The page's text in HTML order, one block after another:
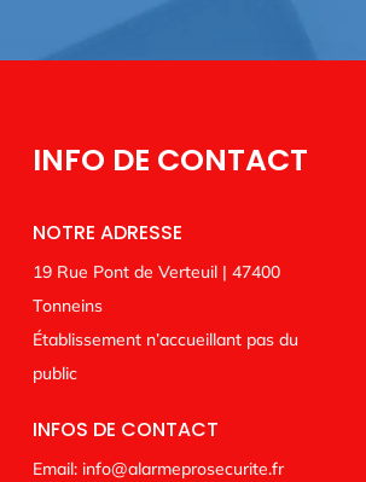
INFO DE CONTACT
NOTRE ADRESSE
19 Rue Pont de Verteuil | 47400
Tonneins
Établissement n’accueillant pas du
public
INFOS DE CONTACT
Email: info@alarmeprosecurite.fr